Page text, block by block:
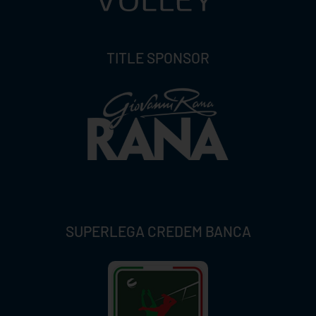
TITLE SPONSOR
SUPERLEGA CREDEM BANCA